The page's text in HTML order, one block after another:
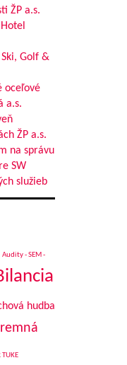
ŽP a.s.
Golf &
oceľové
a.s.
ŽP a.s.
na správu
SW
služieb
Audity - SEM -
hudba
TUKE